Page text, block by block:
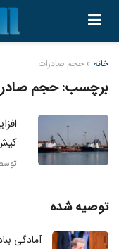
خانه » حجم صادرات
برچسب:حجم
توصیه شده
آمادگی